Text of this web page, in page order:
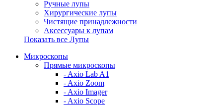
Ручные лупы
Хирургические лупы
Чистящие принадлежности
Аксессуары к лупам
Показать все Лупы
Микроскопы
Прямые микроскопы
- Axio Lab A1
- Axio Zoom
- Axio Imager
- Axio Scope